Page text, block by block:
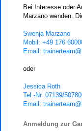
Bei Interesse oder
Marzano wenden.
Swenja Marzano
Mobil: +49 176
Email:
oder
Jessica Roth
Tel.-Nr. 07139/
Email:
Anmeldung zur